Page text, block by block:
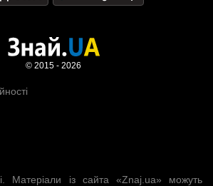
Матеріали із сайта «Znaj.ua» можуть
© 2015 - 2026